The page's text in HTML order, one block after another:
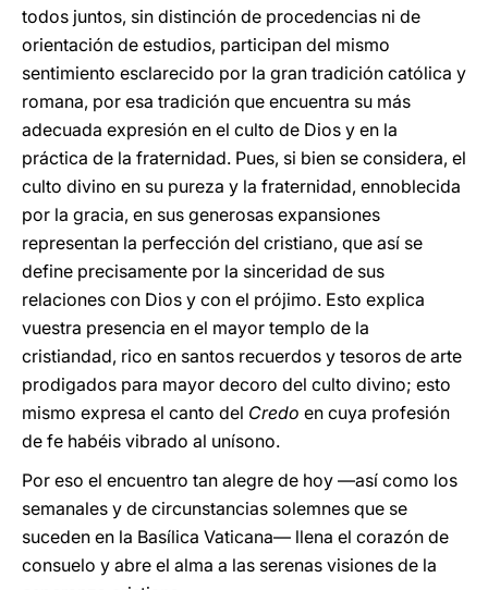
todos juntos, sin distinción de procedencias ni de
orientación de estudios, participan del mismo
sentimiento esclarecido por la gran tradición católica y
romana, por esa tradición que encuentra su más
adecuada expresión en el culto de Dios y en la
práctica de la fraternidad. Pues, si bien se considera, el
culto divino en su pureza y la fraternidad, ennoblecida
por la gracia, en sus generosas expansiones
representan la perfección del cristiano, que así se
define precisamente por la sinceridad de sus
relaciones con Dios y con el prójimo. Esto explica
vuestra presencia en el mayor templo de la
cristiandad, rico en santos recuerdos y tesoros de arte
prodigados para mayor decoro del culto divino; esto
mismo expresa el canto del Credo en cuya profesión
de fe habéis vibrado al unísono.
Por eso el encuentro tan alegre de hoy —así como los
semanales y de circunstancias solemnes que se
suceden en la Basílica Vaticana— llena el corazón de
consuelo y abre el alma a las serenas visiones de la